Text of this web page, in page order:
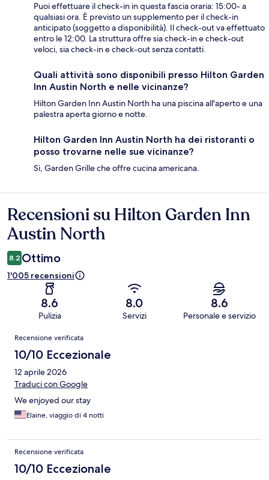
Puoi effettuare il check-in in questa fascia oraria: 15:00- a
qualsiasi ora. È previsto un supplemento per il check-in
anticipato (soggetto a disponibilità). Il check-out va effettuato
entro le 12:00. La struttura offre sia check-in e check-out
veloci, sia check-in e check-out senza contatti.
Quali attività sono disponibili presso Hilton Garden
Inn Austin North e nelle vicinanze?
Hilton Garden Inn Austin North ha una piscina all'aperto e una
palestra aperta giorno e notte.
Hilton Garden Inn Austin North ha dei ristoranti o
posso trovarne nelle sue vicinanze?
Sì, Garden Grille che offre cucina americana.
Recensioni
Recensioni su Hilton Garden Inn
Austin North
8.2 Ottimo
1'005 recensioni
8.6
Pulizia
8.0
Servizi
8.6
Personale e servizio
Recensioni
Recensione verificata
10/10 Eccezionale
12 aprile 2026
Traduci con Google
We enjoyed our stay
Elaine, viaggio di 4 notti
Recensione verificata
10/10 Eccezionale